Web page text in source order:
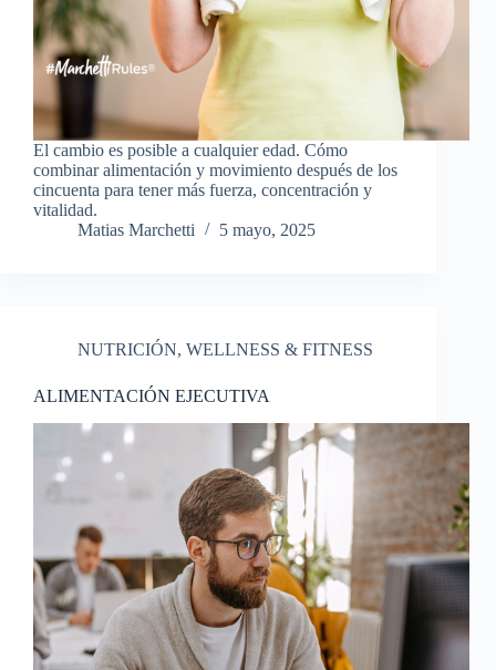
El cambio es posible a cualquier edad. Cómo
combinar alimentación y movimiento después de los
cincuenta para tener más fuerza, concentración y
vitalidad.
Matias Marchetti
5 mayo, 2025
NUTRICIÓN, WELLNESS & FITNESS
ALIMENTACIÓN EJECUTIVA